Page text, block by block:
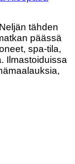
tähden
päässä
spa-tila,
Ilmastoiduissa